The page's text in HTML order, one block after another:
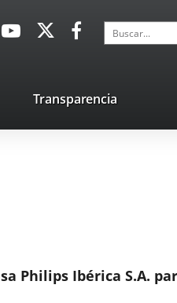
Enlace
externa.
Enlace
aplicación
externa.
Enlace
aplicación
externa.
Buscar
Transparencia
Philips Ibérica S.A.